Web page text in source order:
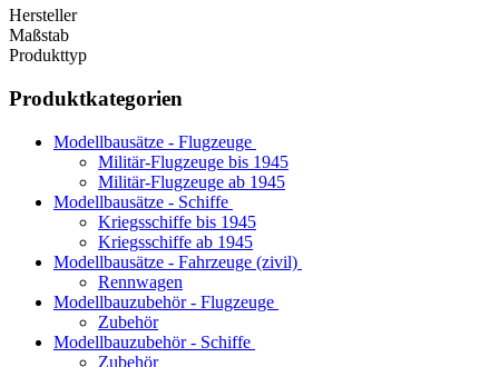
Hersteller
Maßstab
Produkttyp
Produktkategorien
Modellbausätze - Flugzeuge
Militär-Flugzeuge bis 1945
Militär-Flugzeuge ab 1945
Modellbausätze - Schiffe
Kriegsschiffe bis 1945
Kriegsschiffe ab 1945
Modellbausätze - Fahrzeuge (zivil)
Rennwagen
Modellbauzubehör - Flugzeuge
Zubehör
Modellbauzubehör - Schiffe
Zubehör